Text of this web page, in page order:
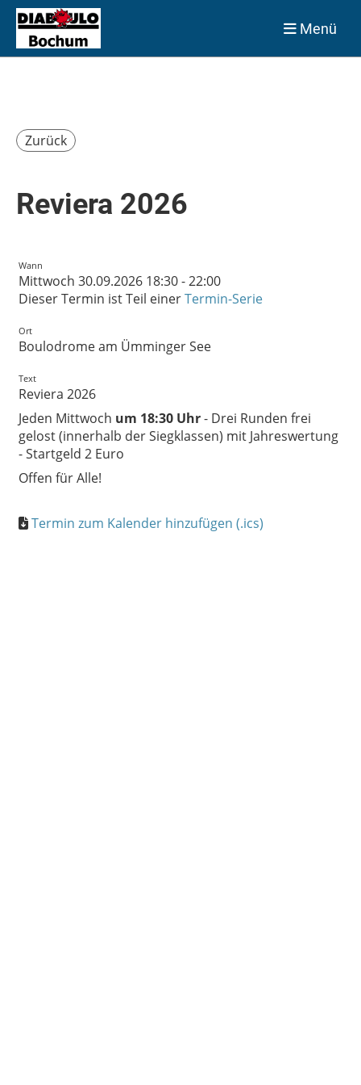
Menü
Zurück
Reviera 2026
Wann
Mittwoch 30.09.2026 18:30 - 22:00
Dieser Termin ist Teil einerTermin-Serie
Ort
Boulodrome am Ümminger See
Text
Reviera 2026
Jeden Mittwoch um 18:30 Uhr- Drei Runden frei
gelost (innerhalb der Siegklassen) mit Jahreswertung
- Startgeld 2 Euro
Offen für Alle!
Termin zum Kalender hinzufügen (.ics)